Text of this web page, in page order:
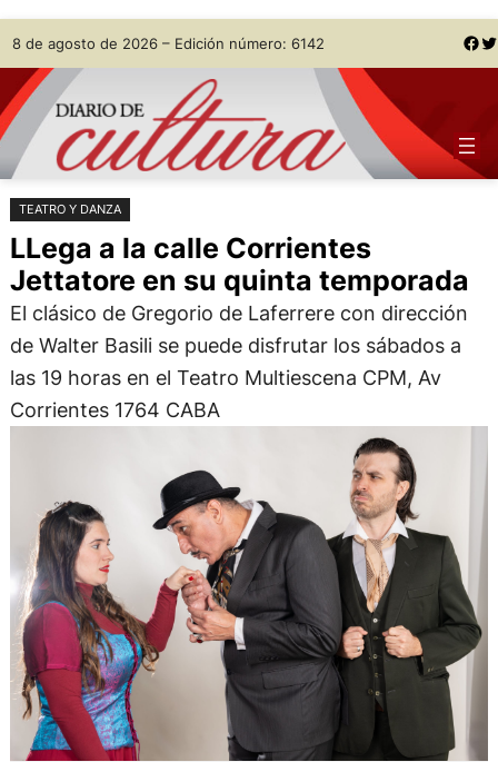
Saltar
al
contenido
Skip
to
content
8 de agosto de 2026 – Edición número: 6142 Facebook Twitter
TEATRO Y DANZA
LLega a la calle Corrientes
Jettatore en su quinta temporada
El clásico de Gregorio de Laferrere con dirección
de Walter Basili se puede disfrutar los sábados a
las 19 horas en el Teatro Multiescena CPM, Av
Corrientes 1764 CABA